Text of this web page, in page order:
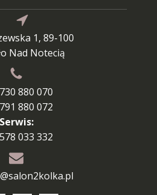
1, 89-100
Nad Notecią
880 070
880 072
Serwis:
033 332